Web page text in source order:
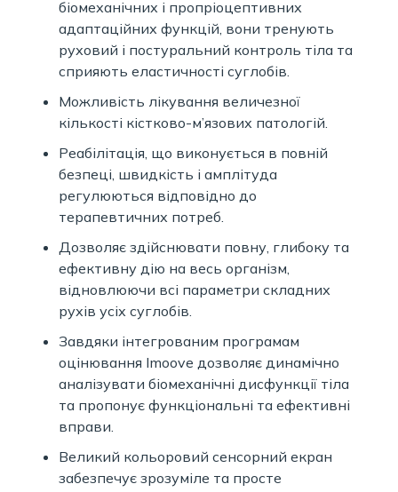
біомеханічних і пропріоцептивних
адаптаційних функцій, вони тренують
руховий і постуральний контроль тіла та
сприяють еластичності суглобів.
Можливість лікування величезної
кількості кістково-м’язових патологій.
Реабілітація, що виконується в повній
безпеці, швидкість і амплітуда
регулюються відповідно до
терапевтичних потреб.
Дозволяє здійснювати повну, глибоку та
ефективну дію на весь організм,
відновлюючи всі параметри складних
рухів усіх суглобів.
Завдяки інтегрованим програмам
оцінювання Imoove дозволяє динамічно
аналізувати біомеханічні дисфункції тіла
та пропонує функціональні та ефективні
вправи.
Великий кольоровий сенсорний екран
забезпечує зрозуміле та просте